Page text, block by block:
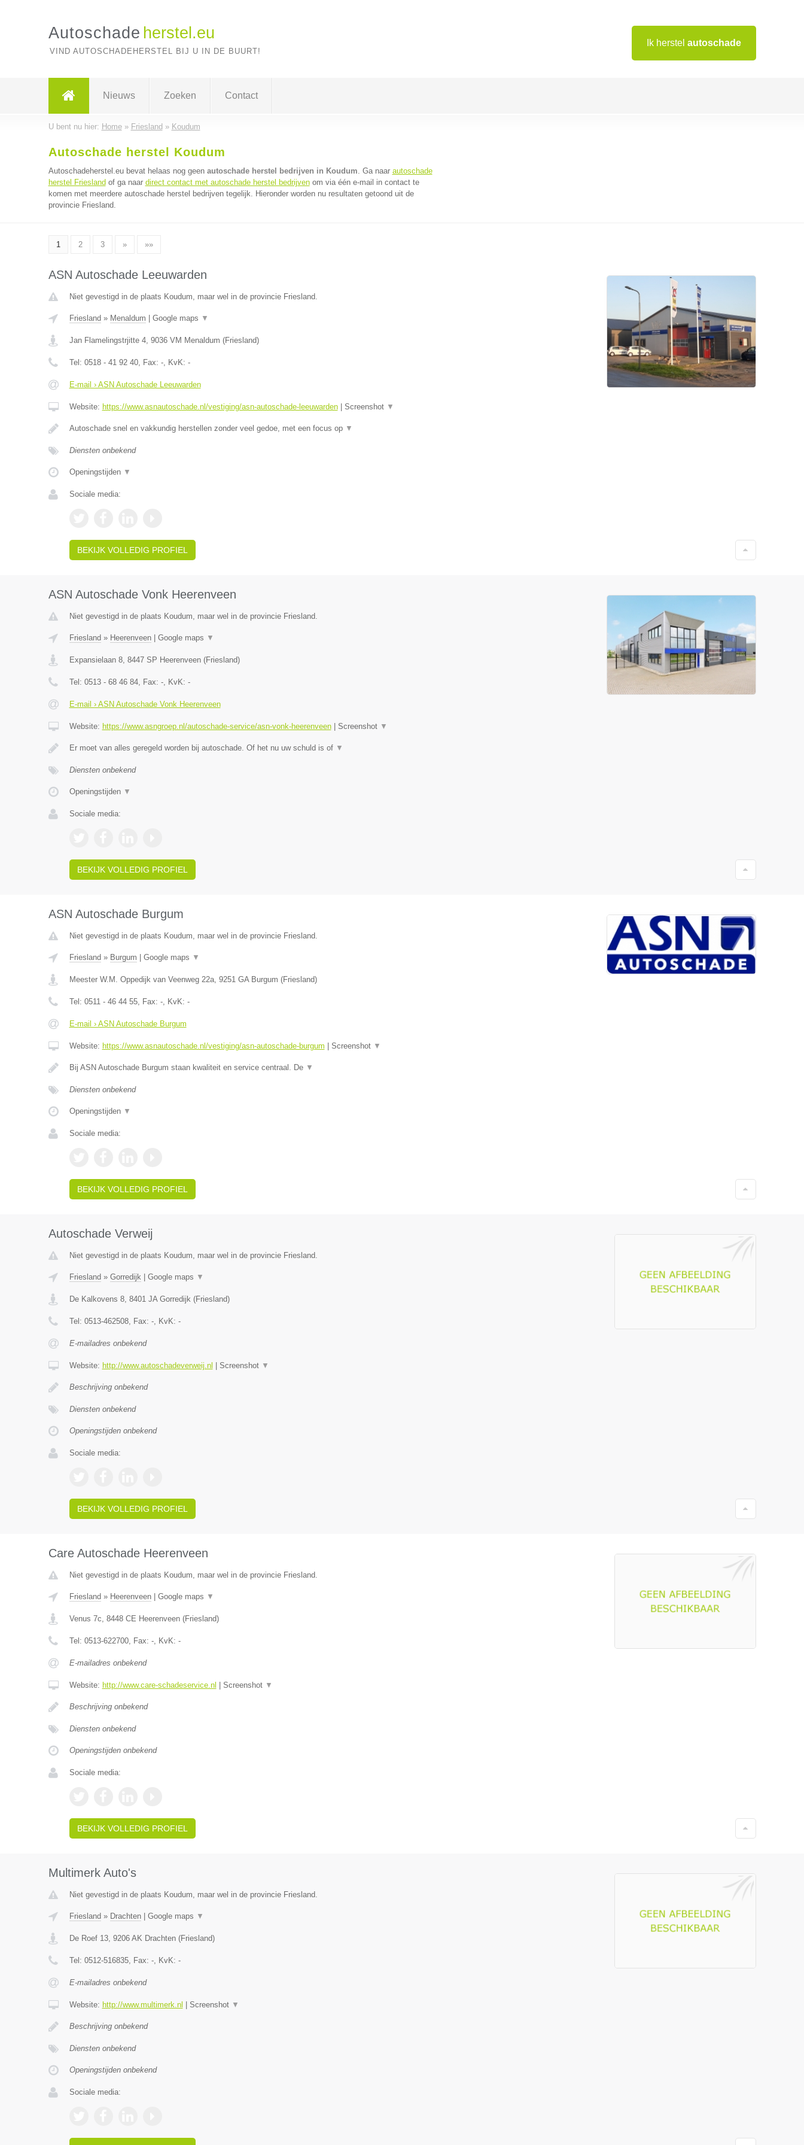
Ik herstel autoschade
Autoschade herstel.eu
VIND AUTOSCHADEHERSTEL BIJ U IN DE BUURT!
Nieuws Zoeken Contact
U bent nu hier: Home» Friesland » Koudum
Autoschade herstel Koudum
Autoschadeherstel.eu bevat helaas nog geen autoschade herstel bedrijven in Koudum. Ga naar autoschade
herstel Friesland of ga naar direct contact met autoschade herstel bedrijvenom via één e-mail in contact te
komen met meerdere autoschade herstel bedrijven tegelijk. Hieronder worden nu resultaten getoond uit de
provincie Friesland.
1 2 3 » »»
ASN Autoschade Leeuwarden
Niet gevestigd in de plaats Koudum, maar wel in de provincie Friesland.
Friesland » Menaldum Google maps ▼
Jan Flamelingstrjitte 4, 9036 VM Menaldum (Friesland)
Tel: 0518 - 41 92 40, Fax: -, KvK: -
E-mail › ASN Autoschade Leeuwarden
Website: https://www.asnautoschade.nl/vestiging/asn-autoschade-leeuwarden| Screenshot ▼
Autoschade snel en vakkundig herstellen zonder veel gedoe, met een focus op ▼
Diensten onbekend
Openingstijden ▼
Sociale media:
BEKIJK VOLLEDIG PROFIEL
ASN Autoschade Vonk Heerenveen
Niet gevestigd in de plaats Koudum, maar wel in de provincie Friesland.
Friesland » Heerenveen| Google maps ▼
Expansielaan 8, 8447 SP Heerenveen(Friesland)
Tel: 0513 - 68 46 84, Fax: -, KvK: -
E-mail › ASN Autoschade Vonk Heerenveen
Website: https://www.asngroep.nl/autoschade-service/asn-vonk-heerenveen| Screenshot ▼
Er moet van alles geregeld worden bij autoschade. Of het nu uw schuld is of ▼
Diensten onbekend
Openingstijden ▼
Sociale media:
BEKIJK VOLLEDIG PROFIEL
ASN Autoschade Burgum
Niet gevestigd in de plaats Koudum, maar wel in de provincie Friesland.
Friesland » Burgum Google maps ▼
Meester W.M. Oppedijk van Veenweg 22a, 9251 GA Burgum (Friesland)
Tel: 0511 - 46 44 55, Fax: -, KvK: -
E-mail › ASN Autoschade Burgum
Website: https://www.asnautoschade.nl/vestiging/asn-autoschade-burgum Screenshot ▼
Bij ASN Autoschade Burgum staan kwaliteit en service centraal. De ▼
Diensten onbekend
Openingstijden ▼
Sociale media:
BEKIJK VOLLEDIG PROFIEL
Autoschade Verweij
Niet gevestigd in de plaats Koudum, maar wel in de provincie Friesland.
Friesland » Gorredijk| Google maps ▼
De Kalkovens 8, 8401 JA Gorredijk(Friesland)
Tel: 0513-462508, Fax: -, KvK: -
E-mailadres onbekend
Website: http://www.autoschadeverweij.nl Screenshot ▼
Beschrijving onbekend
Diensten onbekend
Openingstijden onbekend
Sociale media:
BEKIJK VOLLEDIG PROFIEL
Care Autoschade Heerenveen
Niet gevestigd in de plaats Koudum, maar wel in de provincie Friesland.
Friesland » Heerenveen| Google maps ▼
Venus 7c, 8448 CE Heerenveen(Friesland)
Tel: 0513-622700, Fax: -, KvK: -
E-mailadres onbekend
Website: http://www.care-schadeservice.nl Screenshot ▼
Beschrijving onbekend
Diensten onbekend
Openingstijden onbekend
Sociale media:
BEKIJK VOLLEDIG PROFIEL
Multimerk Auto's
Niet gevestigd in de plaats Koudum, maar wel in de provincie Friesland.
Friesland » Drachten| Google maps ▼
De Roef 13, 9206 AK Drachten(Friesland)
Tel: 0512-516835, Fax: -, KvK: -
E-mailadres onbekend
Website: http://www.multimerk.nl Screenshot ▼
Beschrijving onbekend
Diensten onbekend
Openingstijden onbekend
Sociale media: